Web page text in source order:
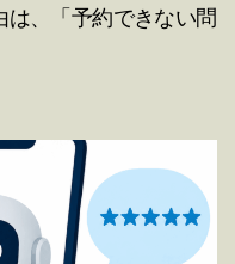
、「予約できない問